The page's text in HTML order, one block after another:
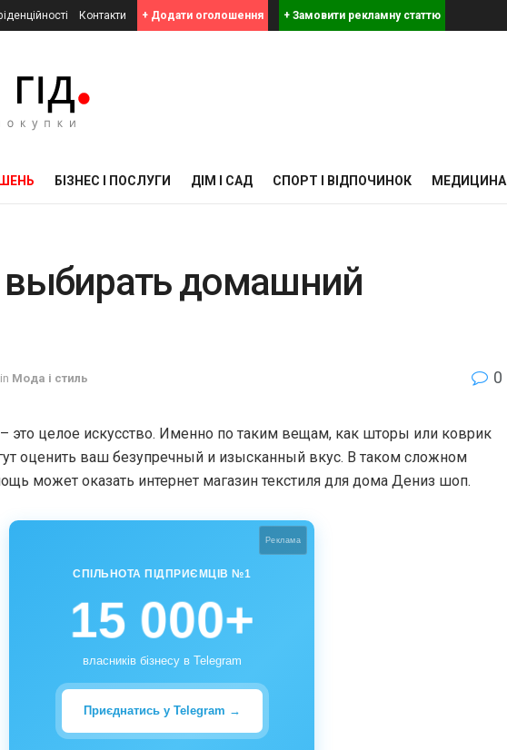
Контакти + Додати оголошення + Замовити рекламну статтю
БІЗНЕС І ПОСЛУГИ ДІМ І САД СПОРТ І ВІДПОЧИНОК МЕДИЦИНА
выбирать домашний
in Мода і стиль 0
– это целое искусство. Именно по таким вещам, как шторы или коврик
оценить ваш безупречный и изысканный вкус. В таком сложном
может оказать интернет магазин текстиля для дома Дениз шоп.
Реклама
СПІЛЬНОТА ПІДПРИЄМЦІВ №1
15 000+
власників бізнесу в Telegram
Приєднатись у Telegram →